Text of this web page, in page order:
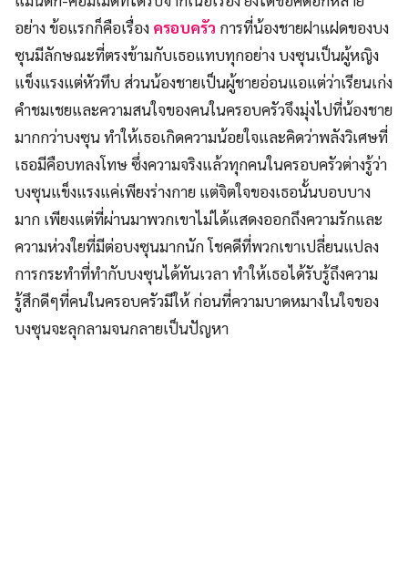
อย่าง ข้อแรกก็คือเรื่อง ครอบครัว การที่น้องชายฝาแฝดของบง
ซุนมีลักษณะที่ตรงข้ามกับเธอแทบทุกอย่าง บงซุนเป็นผู้หญิง
แข็งแรงแต่หัวทึบ ส่วนน้องชายเป็นผู้ชายอ่อนแอแต่ว่าเรียนเก่ง
คำชมเชยและความสนใจของคนในครอบครัวจึงมุ่งไปที่น้องชาย
มากกว่าบงซุน ทำให้เธอเกิดความน้อยใจและคิดว่าพลังวิเศษที่
เธอมีคือบทลงโทษ ซึ่งความจริงแล้วทุกคนในครอบครัวต่างรู้ว่า
บงซุนแข็งแรงแค่เพียงร่างกาย แต่จิตใจของเธอนั้นบอบบาง
มาก เพียงแต่ที่ผ่านมาพวกเขาไม่ได้แสดงออกถึงความรักและ
ความห่วงใยที่มีต่อบงซุนมากนัก โชคดีที่พวกเขาเปลี่ยนแปลง
การกระทำที่ทำกับบงซุนได้ทันเวลา ทำให้เธอได้รับรู้ถึงความ
รู้สึกดีๆที่คนในครอบครัวมีให้ ก่อนที่ความบาดหมางในใจของ
บงซุนจะลุกลามจนกลายเป็นปัญหา